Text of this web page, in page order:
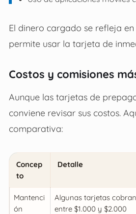
El dinero cargado se refleja
permite usar la tarjeta de
Costos y comisiones
Aunque las tarjetas de
conviene revisar sus costos.
comparativa:
Concep
to
Detalle
Mantenci
ón
Algunas tarjetas cobran
entre $1.000 y $2.000